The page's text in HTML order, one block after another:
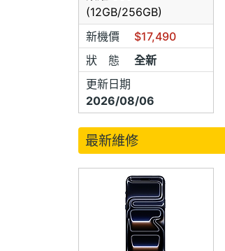
(12GB/256GB)
新機價
$17,490
狀 態
全新
更新日期
2026/08/06
最新維修